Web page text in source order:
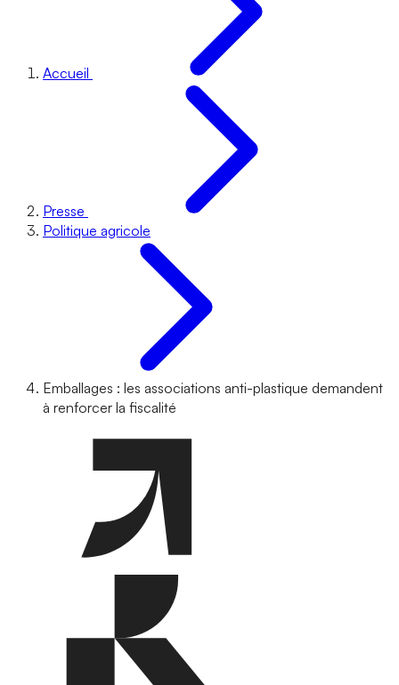
Accueil
Presse
Politique agricole
Emballages : les associations anti-plastique demandent
à renforcer la fiscalité